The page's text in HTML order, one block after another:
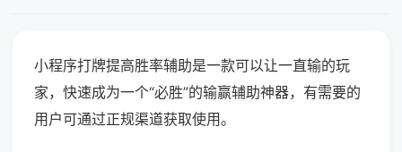
小程序打牌提高胜率辅助是一款可以让一直输的玩
家，快速成为一个“必胜”的输赢辅助神器，有需要的
用户可通过正规渠道获取使用。